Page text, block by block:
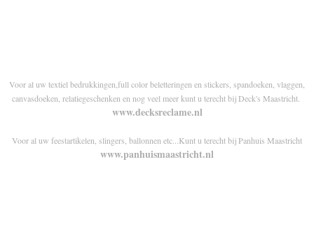
Voor al uw textiel bedrukkingen,full color beletteringen en stickers, spandoeken, vlaggen,
canvasdoeken, relatiegeschenken en nog veel meer kunt u terecht bij Deck's Maastricht.
www.decksreclame.nl
Voor al uw feestartikelen, slingers, ballonnen etc...Kunt u terecht bij Panhuis Maastricht
www.panhuismaastricht.nl